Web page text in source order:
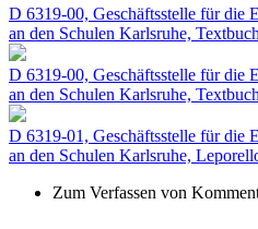
D 6319-00, Geschäftsstelle für die
an den Schulen Karlsruhe,
D 6319-00, Geschäftsstelle für die
an den Schulen Karlsruhe,
D 6319-01, Geschäftsstelle für die
an den Schulen Karlsruhe,
Zum Verfassen von